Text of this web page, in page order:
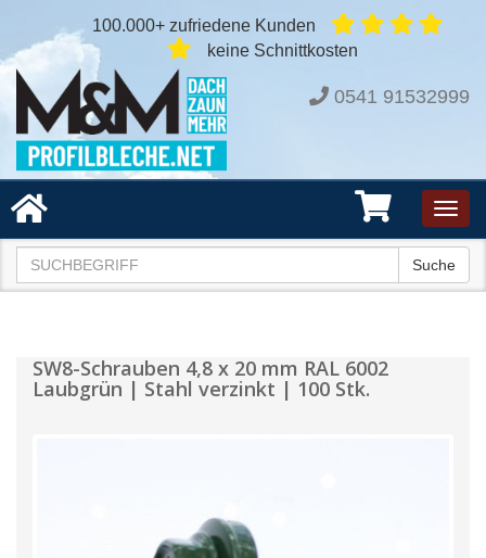
100.000+ zufriedene Kunden
keine Schnittkosten
0541 91532999
Suche
SW8-Schrauben 4,8 x 20 mm RAL 6002
Laubgrün | Stahl verzinkt | 100 Stk.